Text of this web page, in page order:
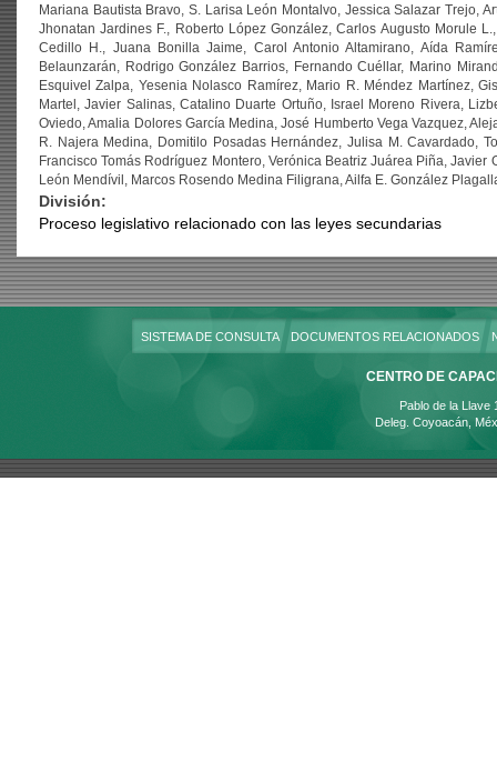
Mariana Bautista Bravo, S. Larisa León Montalvo, Jessica Salazar Trejo,
Jhonatan Jardines F., Roberto López González, Carlos Augusto Morule
Cedillo H., Juana Bonilla Jaime, Carol Antonio Altamirano, Aída
Belaunzarán, Rodrigo González Barrios, Fernando Cuéllar, Marino
Esquivel Zalpa, Yesenia Nolasco Ramírez, Mario R. Méndez Martínez,
Martel, Javier Salinas, Catalino Duarte Ortuño, Israel Moreno Rivera,
Oviedo, Amalia Dolores García Medina, José Humberto Vega Vazquez,
R. Najera Medina, Domitilo Posadas Hernández, Julisa M. Cavardado,
Francisco Tomás Rodríguez Montero, Verónica Beatriz Juárea Piña,
León Mendívil, Marcos Rosendo Medina Filigrana, Ailfa E. González
División:
Proceso legislativo relacionado con las leyes secundarias
SISTEMA DE CONSULTA DOCUMENTOS RELACIONADOS
CENTRO DE
Pablo de la Llave
Deleg. Coyoacán,